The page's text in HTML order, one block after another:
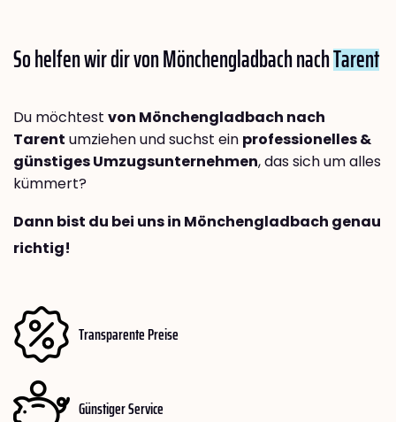
So helfen wir dir von Mönchengladbach nachTarent
Du möchtest von Mönchengladbach nach
Tarent umziehen und suchst ein professionelles &
günstiges Umzugsunternehmen, das sich um alles
kümmert?
Dann bist du bei uns in Mönchengladbach genau
richtig!
Transparente Preise
Günstiger Service